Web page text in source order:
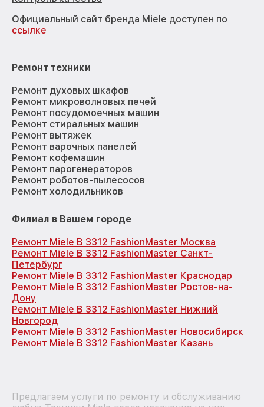
Официальный сайт бренда Miele доступен по
ссылке
Ремонт техники
Ремонт духовых шкафов
Ремонт микроволновых печей
Ремонт посудомоечных машин
Ремонт стиральных машин
Ремонт вытяжек
Ремонт варочных панелей
Ремонт кофемашин
Ремонт парогенераторов
Ремонт роботов-пылесосов
Ремонт холодильников
Филиал в Вашем городе
Ремонт Miele B 3312 FashionMaster Москва
Ремонт Miele B 3312 FashionMaster Санкт-
Петербург
Ремонт Miele B 3312 FashionMaster Краснодар
Ремонт Miele B 3312 FashionMaster Ростов-на-
Дону
Ремонт Miele B 3312 FashionMaster Нижний
Новгород
Ремонт Miele B 3312 FashionMaster Новосибирск
Ремонт Miele B 3312 FashionMaster Казань
Предлагаем услуги по ремонту и обслуживанию